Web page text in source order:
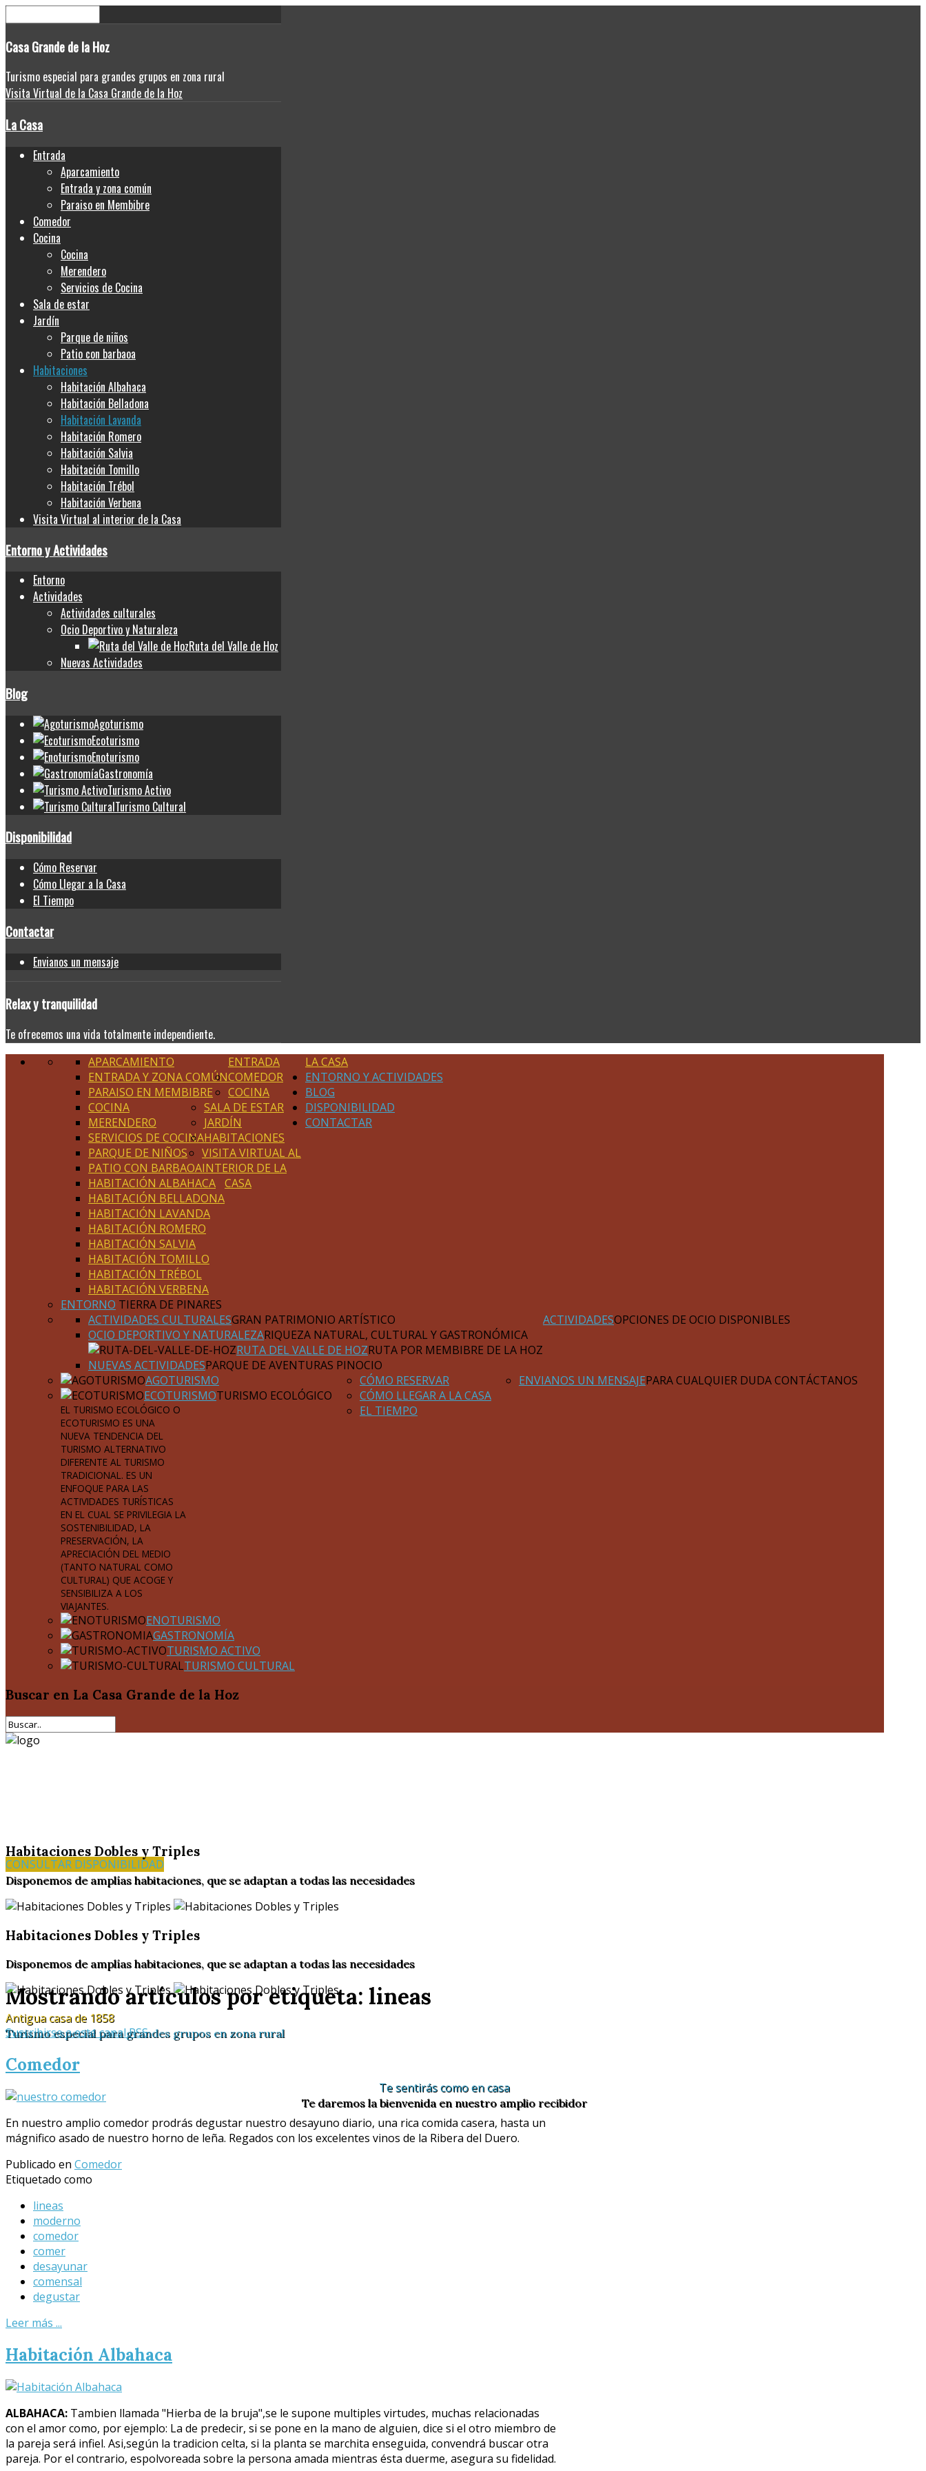
CasaGrande de la Hoz
Turismo especial para grandes grupos en zona rural
Visita Virtual de la Casa Grande de la Hoz
La Casa
Entrada
Aparcamiento
Entrada y zona común
Paraiso en Membibre
Comedor
Cocina
Cocina
Merendero
Servicios de Cocina
Sala de estar
Jardín
Parque de niños
Patio con barbaoa
Habitaciones
Habitación Albahaca
Habitación Belladona
Habitación Lavanda
Habitación Romero
Habitación Salvia
Habitación Tomillo
Habitación Trébol
Habitación Verbena
Visita Virtual al interior de la Casa
Entorno y Actividades
Entorno
Actividades
Actividades culturales
Ocio Deportivo y Naturaleza
Ruta del Valle de Hoz
Nuevas Actividades
Blog
Agoturismo
Ecoturismo
Enoturismo
Gastronomía
Turismo Activo
Turismo Cultural
Disponibilidad
Cómo Reservar
Cómo Llegar a la Casa
El Tiempo
Contactar
Envianos un mensaje
Relaxy tranquilidad
Te ofrecemos una vida totalmente independiente.
LA CASA
ENTRADA
APARCAMIENTO
ENTRADA Y ZONA COMÚN
PARAISO EN MEMBIBRE
COMEDOR
COCINA
COCINA
MERENDERO
SERVICIOS DE COCINA
SALA DE ESTAR
JARDÍN
PARQUE DE NIÑOS
PATIO CON BARBAOA
HABITACIONES
HABITACIÓN ALBAHACA
HABITACIÓN BELLADONA
HABITACIÓN LAVANDA
HABITACIÓN ROMERO
HABITACIÓN SALVIA
HABITACIÓN TOMILLO
HABITACIÓN TRÉBOL
HABITACIÓN VERBENA
VISITA VIRTUAL AL
INTERIOR DE LA
CASA
ENTORNO Y ACTIVIDADES
ENTORNO TIERRA DE PINARES
ACTIVIDADESOPCIONES DE OCIO DISPONIBLES
ACTIVIDADES CULTURALESGRAN PATRIMONIO ARTÍSTICO
OCIO DEPORTIVO Y NATURALEZARIQUEZA NATURAL, CULTURAL Y GASTRONÓMICA
RUTA DEL VALLE DE HOZRUTA POR MEMBIBRE DE LA HOZ
NUEVAS ACTIVIDADESPARQUE DE AVENTURAS PINOCIO
BLOG
AGOTURISMO
ECOTURISMOTURISMO ECOLÓGICO
EL TURISMO ECOLÓGICO O
ECOTURISMO ES UNA
NUEVA TENDENCIA DEL
TURISMO ALTERNATIVO
DIFERENTE AL TURISMO
TRADICIONAL. ES UN
ENFOQUE PARA LAS
ACTIVIDADES TURÍSTICAS
EN EL CUAL SE PRIVILEGIA LA
SOSTENIBILIDAD, LA
PRESERVACIÓN, LA
APRECIACIÓN DEL MEDIO
(TANTO NATURAL COMO
CULTURAL) QUE ACOGE Y
SENSIBILIZA A LOS
VIAJANTES.
ENOTURISMO
GASTRONOMÍA
TURISMO ACTIVO
TURISMO CULTURAL
DISPONIBILIDAD
CÓMO RESERVAR
CÓMO LLEGAR A LA CASA
EL TIEMPO
CONTACTAR
ENVIANOS UN MENSAJEPARA CUALQUIER DUDA CONTÁCTANOS
Buscar en La Casa Grande de la Hoz
Habitaciones Dobles y Triples
Disponemos de amplías habitaciones, que se adaptan a todas las necesidades
Habitaciones Dobles y Triples
Disponemos de amplías habitaciones, que se adaptan a todas las necesidades
Antigua casa de 1858
Turismo especial para grandes grupos en zona rural
Te sentirás como en casa
Te daremos la bienvenida en nuestro amplio recibidor
CONSULTAR DISPONIBILIDAD
Mostrando artículos por etiqueta: lineas
Suscribirse a este canal RSS
Comedor
En nuestro amplio comedor prodrás degustar nuestro desayuno diario, una rica comida casera, hasta un
mágnifico asado de nuestro horno de leña. Regados con los excelentes vinos de la Ribera del Duero.
Publicado en Comedor
Etiquetado como
lineas
moderno
comedor
comer
desayunar
comensal
degustar
Leer más ...
Habitación Albahaca
ALBAHACA: Tambien llamada "Hierba de la bruja",se le supone multiples virtudes, muchas relacionadas
con el amor como, por ejemplo: La de predecir, si se pone en la mano de alguien, dice si el otro miembro de
la pareja será infiel. Asi,según la tradicion celta, si la planta se marchita enseguida, convendrá buscar otra
pareja. Por el contrario, espolvoreada sobre la persona amada mientras ésta duerme, asegura su fidelidad.